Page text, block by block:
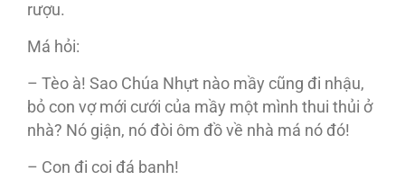
rượu.
Má hỏi:
– Tèo à! Sao Chúa Nhựt nào mầy cũng đi nhậu,
bỏ con vợ mới cưới của mầy một mình thui thủi ở
nhà? Nó giận, nó đòi ôm đồ về nhà má nó đó!
– Con đi coi đá banh!